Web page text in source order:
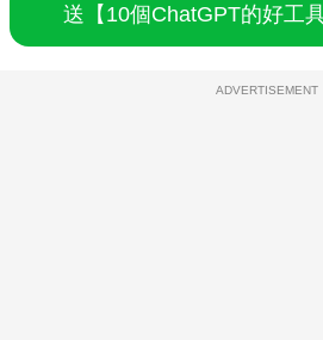
送【10個ChatGPT的好工
ADVERTISEMENT